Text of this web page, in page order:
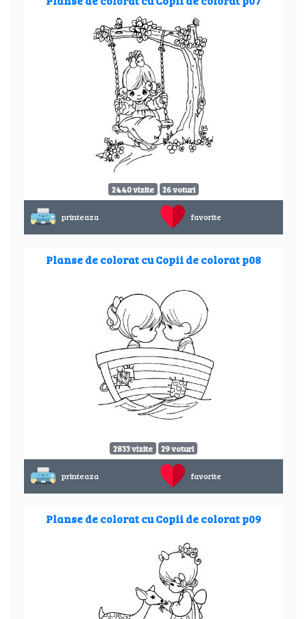
2440 vizite 26 voturi
printeaza favorite
Planse de colorat cu Copii de colorat p08
2833 vizite 29 voturi
printeaza favorite
Planse de colorat cu Copii de colorat p09